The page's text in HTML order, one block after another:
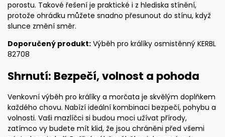
porostu. Takové řešení je praktické i z hlediska stínění,
protože ohrádku můžete snadno přesunout do stínu, když
slunce změní směr.
Doporučený produkt: Výběh pro králíky osmistěnný KERBL
82708
Shrnutí: Bezpečí, volnost a pohoda
Venkovní výběh pro králíky a morčata je skvělým doplňkem
každého chovu. Nabízí ideální kombinaci bezpečí, pohybu a
volnosti. Vaši mazlíčci si budou moci užívat přírody,
zatímco vy budete mít klid, že jsou chráněni před všemi